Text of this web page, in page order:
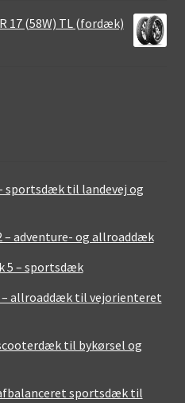
17 (58W) TL (fordæk)
sportsdæk til landevej og
– adventure- og allroaddæk
5 – sportsdæk
– allroaddæk til vejorienteret
til bykørsel og
sportsdæk til